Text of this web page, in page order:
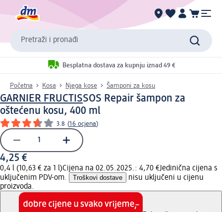
Pretraži i pronađi
Besplatna dostava za kupnju iznad 49 €
Početna Kosa Njega kose Šamponi za kosu
GARNIER FRUCTISSOS Repair šampon za
oštećenu kosu, 400 ml
3.8 (16 ocjena)
4,25 €
0,4 l (10,63 € za 1 l)Cijena na 02.05.2025.: 4,70 €Jedinična cijena s
uključenim PDV-om.
Troškovi dostave
nisu uključeni u cijenu
proizvoda.